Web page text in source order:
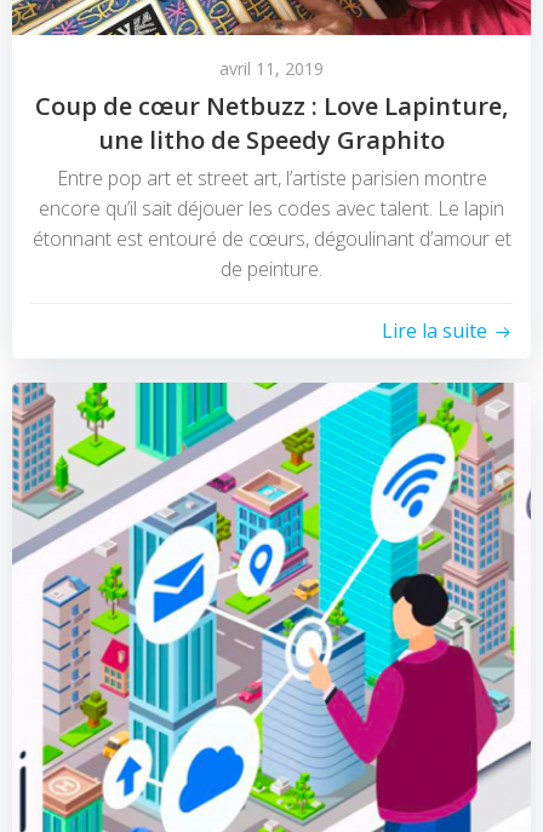
avril 11, 2019
Coup de cœur Netbuzz : Love Lapinture,
une litho de Speedy Graphito
Entre pop art et street art, l’artiste parisien montre
encore qu’il sait déjouer les codes avec talent. Le lapin
étonnant est entouré de cœurs, dégoulinant d’amour et
de peinture.
Lire la suite